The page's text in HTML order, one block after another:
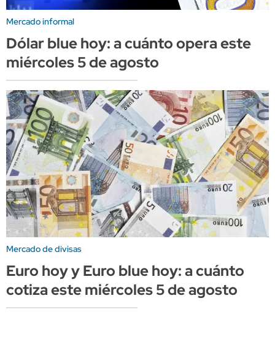
Mercado informal
Dólar blue hoy: a cuánto opera este
miércoles 5 de agosto
Mercado de divisas
Euro hoy y Euro blue hoy: a cuánto
cotiza este miércoles 5 de agosto